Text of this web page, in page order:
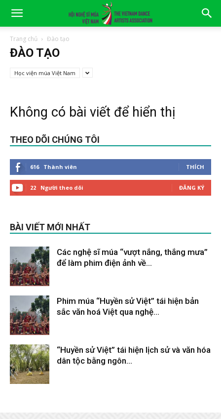
Trang chủ Đào tạo
ĐÀO TẠO
Học viện múa Việt Nam
Không có bài viết để hiển thị
THEO DÕI CHÚNG TÔI
616 Thành viên THÍCH
22 Người theo dõi ĐĂNG KÝ
BÀI VIẾT MỚI NHẤT
Các nghệ sĩ múa “vượt nắng, thắng mưa”
để làm phim điện ảnh về...
Phim múa “Huyền sử Việt” tái hiện bản
sắc văn hoá Việt qua nghệ...
“Huyền sử Việt” tái hiện lịch sử và văn hóa
dân tộc bằng ngôn...